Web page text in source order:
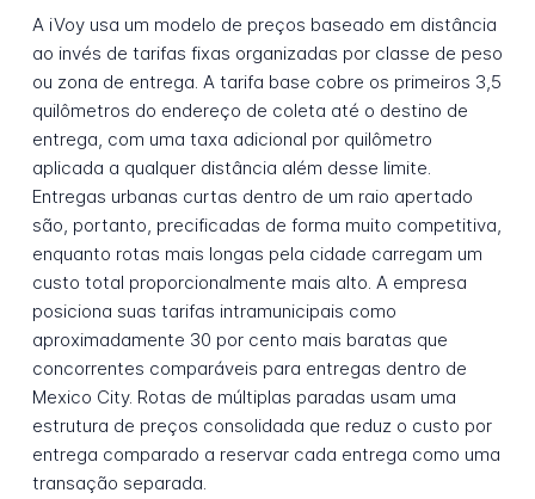
A iVoy usa um modelo de preços baseado em distância
ao invés de tarifas fixas organizadas por classe de peso
ou zona de entrega. A tarifa base cobre os primeiros 3,5
quilômetros do endereço de coleta até o destino de
entrega, com uma taxa adicional por quilômetro
aplicada a qualquer distância além desse limite.
Entregas urbanas curtas dentro de um raio apertado
são, portanto, precificadas de forma muito competitiva,
enquanto rotas mais longas pela cidade carregam um
custo total proporcionalmente mais alto. A empresa
posiciona suas tarifas intramunicipais como
aproximadamente 30 por cento mais baratas que
concorrentes comparáveis para entregas dentro de
Mexico City. Rotas de múltiplas paradas usam uma
estrutura de preços consolidada que reduz o custo por
entrega comparado a reservar cada entrega como uma
transação separada.